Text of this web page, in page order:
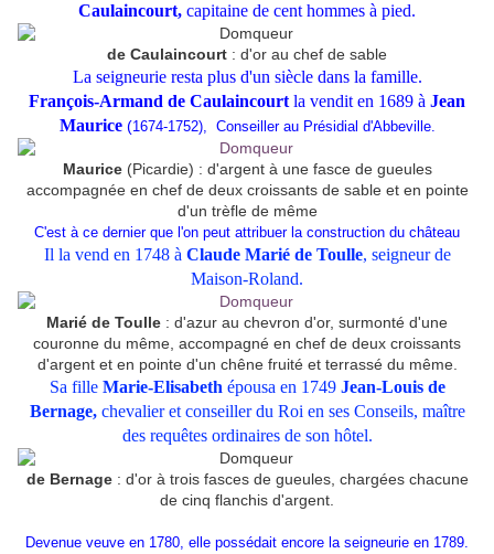
Caulaincourt, capitaine de cent hommes à pied.
de Caulaincourt : d'or au chef de sable
La seigneurie resta plus d'un siècle dans la famille.
François-Armand de Caulaincourt la vendit en 1689 à Jean
Maurice (1674-1752), Conseiller au Présidial d'Abbeville.
Maurice(Picardie) : d'argent à une fasce de gueules
accompagnée en chef de deux croissants de sable et en pointe
d'un trèfle de même
C'est à ce dernier que l'on peut attribuer la construction du château
Il la vend en 1748 à Claude Marié de Toulle, seigneur de
Maison-Roland.
Marié de Toulle : d'azur au chevron d'or, surmonté d'une
couronne du même, accompagné en chef de deux croissants
d'argent et en pointe d'un chêne fruité et terrassé du même.
Sa filleMarie-Elisabeth épousa en 1749 Jean-Louis de
Bernage,chevalier et conseiller du Roi en ses Conseils, maître
des requêtes ordinaires de son hôtel.
de Bernage: d'or à trois fasces de gueules, chargées chacune
de cinq flanchis d'argent.
Devenue veuve en 1780, elle possédait encore la seigneurie en 1789.